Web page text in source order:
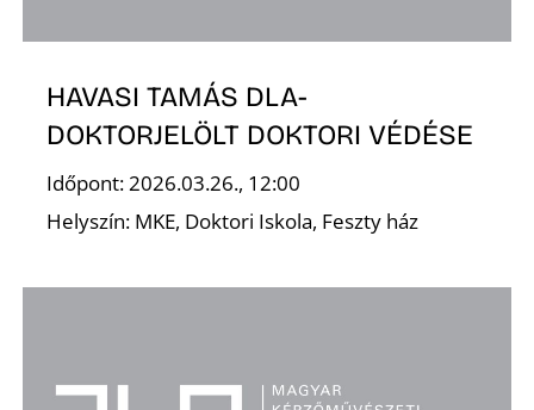
HAVASI TAMÁS DLA-
DOKTORJELÖLT DOKTORI VÉDÉSE
Időpont: 2026.03.26., 12:00
Helyszín: MKE, Doktori Iskola, Feszty ház